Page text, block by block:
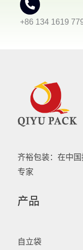
+86 134 1619
齐裕包装：在中
专家
产品
自立袋